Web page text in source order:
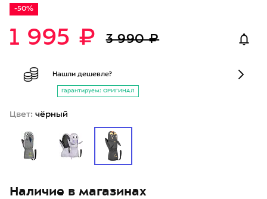
-50%
1 995 ₽ 3 990 ₽
Нашли дешевле?
Гарантируем: ОРИГИНАЛ
Цвет: чёрный
Наличие в магазинах